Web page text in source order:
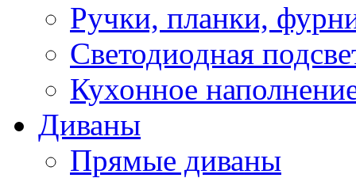
Ручки, планки,
Светодиодная
Кухонное
Диваны
Прямые диваны